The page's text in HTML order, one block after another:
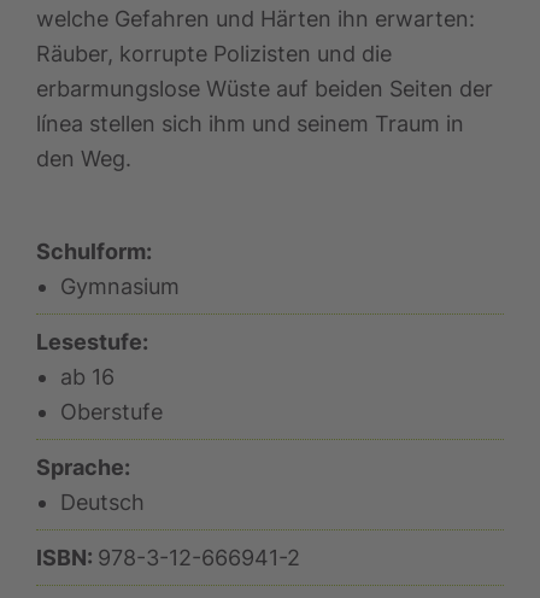
welche Gefahren und Härten ihn erwarten:
Räuber, korrupte Polizisten und die
erbarmungslose Wüste auf beiden Seiten der
línea stellen sich ihm und seinem Traum in
den Weg.
Schulform:
Gymnasium
Lesestufe:
ab 16
Oberstufe
Sprache:
Deutsch
ISBN: 978-3-12-666941-2